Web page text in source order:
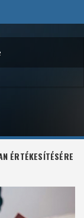
ÉRTÉKESÍTÉSÉRE